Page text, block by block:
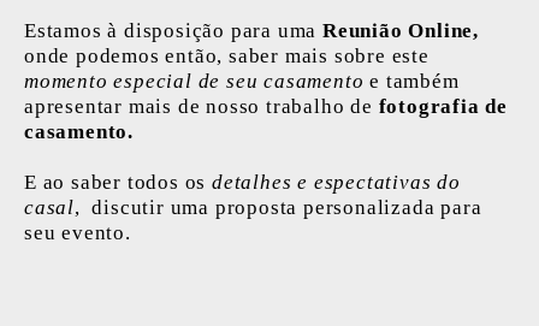
Estamos à disposição para uma Reunião Online,
onde podemos então, saber mais sobre este
momento especial de seu casamento e também
apresentar mais de nosso trabalho de fotografia de
casamento.
E ao saber todos os detalhes e espectativas do
casal, discutir uma proposta personalizada para
seu evento.